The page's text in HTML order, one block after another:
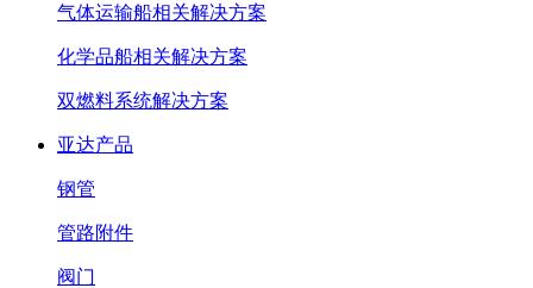
气体运输船相关解决方案
化学品船相关解决方案
双燃料系统解决方案
亚达产品
钢管
管路附件
阀门